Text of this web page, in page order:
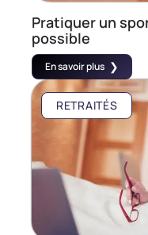
Pratiquer un
possible
En savoir plus
RETRAITÉS